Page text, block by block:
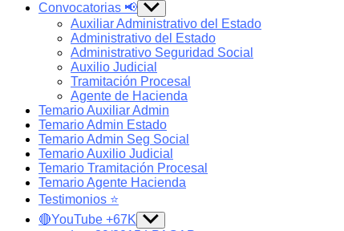
Convocatorias 📢 Show
sub
menu
Auxiliar Administrativo del Estado
Administrativo del Estado
Administrativo Seguridad Social
Auxilio Judicial
Tramitación Procesal
Agente de Hacienda
Temario Auxiliar Admin
Temario Admin Estado
Temario Admin Seg Social
Temario Auxilio Judicial
Temario Tramitación Procesal
Temario Agente Hacienda
Testimonios ⭐️
🔴YouTube +67K Show